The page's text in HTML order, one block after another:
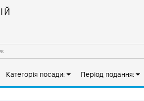
Категорія посади: Період подання: